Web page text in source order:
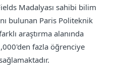
Madalyası sahibi bilim
bulunan Paris Politeknik
araştırma alanında
fazla öğrenciye